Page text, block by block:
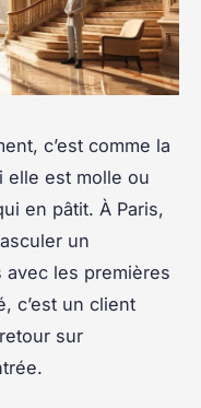
c’est comme la
elle est molle ou
en pâtit. À Paris,
un
avec les premières
c’est un client
sur